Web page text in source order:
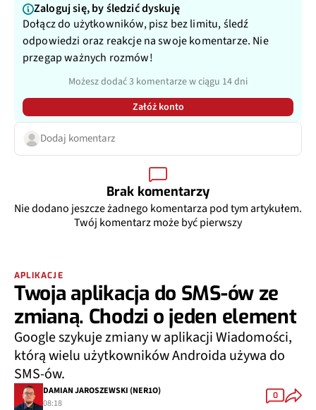
Zaloguj się, by śledzić dyskuję
Dołącz do użytkowników, pisz bez limitu, śledź
odpowiedzi oraz reakcje na swoje komentarze. Nie
przegap ważnych rozmów!
Możesz dodać 3 komentarze w ciągu 14 dni
Załóż konto
Dodaj komentarz
Brak komentarzy
Nie dodano jeszcze żadnego komentarza pod tym artykułem.
Twój komentarz może być pierwszy
APLIKACJE
Twoja aplikacja do SMS-ów ze
zmianą. Chodzi o jeden element
Google szykuje zmiany w aplikacji Wiadomości,
którą wielu użytkowników Androida używa do
SMS-ów.
DAMIAN JAROSZEWSKI (NER1O)
08:18
0